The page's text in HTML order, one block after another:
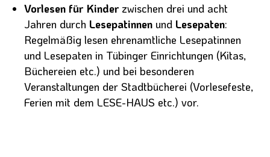
Vorlesen für Kinder zwischen drei und acht
Jahren durch Lesepatinnen und Lesepaten:
Regelmäßig lesen ehrenamtliche Lesepatinnen
und Lesepaten in Tübinger Einrichtungen (Kitas,
Büchereien etc.) und bei besonderen
Veranstaltungen der Stadtbücherei (Vorlesefeste,
Ferien mit dem LESE-HAUS etc.) vor.